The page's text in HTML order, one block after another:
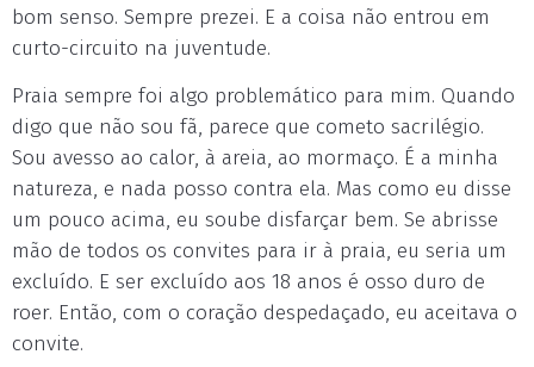
bom senso. Sempre prezei. E a coisa não entrou em
curto-circuito na juventude.
Praia sempre foi algo problemático para mim. Quando
digo que não sou fã, parece que cometo sacrilégio.
Sou avesso ao calor, à areia, ao mormaço. É a minha
natureza, e nada posso contra ela. Mas como eu disse
um pouco acima, eu soube disfarçar bem. Se abrisse
mão de todos os convites para ir à praia, eu seria um
excluído. E ser excluído aos 18 anos é osso duro de
roer. Então, com o coração despedaçado, eu aceitava o
convite.